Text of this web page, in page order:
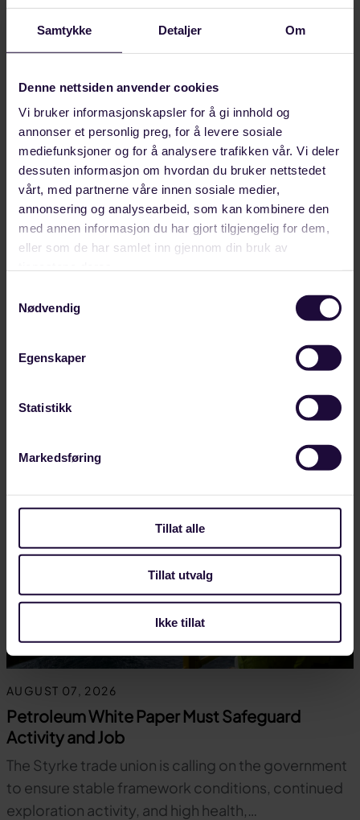
Samtykke Detaljer Om
Denne nettsiden anvender cookies
Vi bruker informasjonskapsler for å gi innhold og
annonser et personlig preg, for å levere sosiale
mediefunksjoner og for å analysere trafikken vår. Vi deler
dessuten informasjon om hvordan du bruker nettstedet
vårt, med partnerne våre innen sosiale medier,
annonsering og analysearbeid, som kan kombinere den
med annen informasjon du har gjort tilgjengelig for dem,
eller som de har samlet inn gjennom din bruk av
Nødvendig
Egenskaper
Statistikk
Markedsføring
Tillat alle
Tillat utvalg
Ikke tillat
– Bra at vi nå får opp farten
norsk industri. Derfor er det bra at regjeringen nå
LANDINDUSTRI
AUGUST 07, 2026
Petroleum White Paper Must Safeguard
Activity and Job
The Styrke trade union is calling on the government
to ensure stable framework conditions, continued
exploration activity, and high health,…